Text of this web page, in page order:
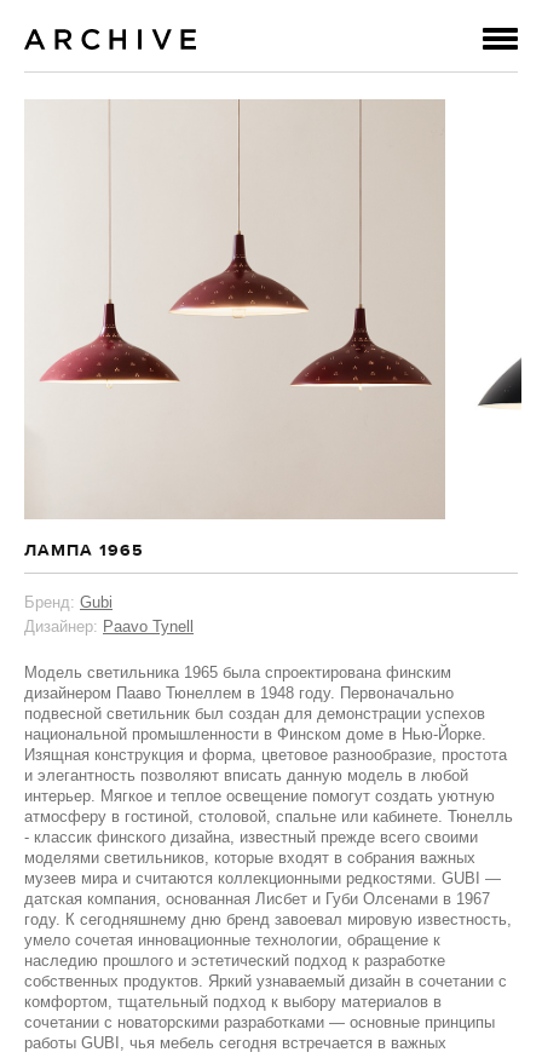
ЛАМПА 1965
Бренд: Gubi
Дизайнер: Paavo Tynell
Модель светильника 1965 была спроектирована финским
дизайнером Пааво Тюнеллем в 1948 году. Первоначально
подвесной светильник был создан для демонстрации успехов
национальной промышленности в Финском доме в Нью-Йорке.
Изящная конструкция и форма, цветовое разнообразие, простота
и элегантность позволяют вписать данную модель в любой
интерьер. Мягкое и теплое освещение помогут создать уютную
атмосферу в гостиной, столовой, спальне или кабинете. Тюнелль
- классик финского дизайна, известный прежде всего своими
моделями светильников, которые входят в собрания важных
музеев мира и считаются коллекционными редкостями. GUBI —
датская компания, основанная Лисбет и Губи Олсенами в 1967
году. К сегодняшнему дню бренд завоевал мировую известность,
умело сочетая инновационные технологии, обращение к
наследию прошлого и эстетический подход к разработке
собственных продуктов. Яркий узнаваемый дизайн в сочетании с
комфортом, тщательный подход к выбору материалов в
сочетании с новаторскими разработками — основные принципы
работы GUBI, чья мебель сегодня встречается в важных